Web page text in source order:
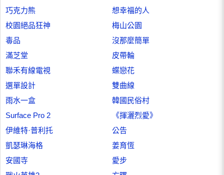
巧克力熊
想幸福的人
校園絕品狂神
梅山公園
毒品
沒那麼簡單
滿芝堂
皮帶輪
聯禾有線電視
蝶戀花
選單設計
雙曲線
雨水一盒
韓國民俗村
Surface Pro 2
《揮灑烈愛》
伊維特·普利托
公告
凱瑟琳海格
姜育恆
安國寺
愛步